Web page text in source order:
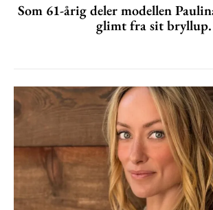
Som 61-årig deler modellen
glimt fra sit bryllup.